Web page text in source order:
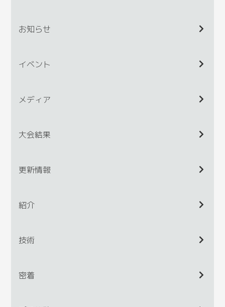
お知らせ
イベント
メディア
大会結果
更新情報
紹介
技術
密着